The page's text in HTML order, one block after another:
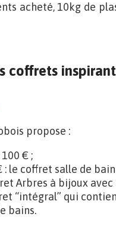
acheté, 10kg de
coffrets
propose :
€ ;
le coffret salle de
Arbres à bijoux
“intégral” qui
bains.